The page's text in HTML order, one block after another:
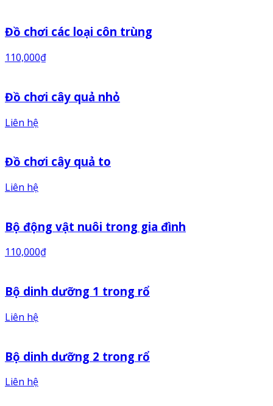
Đồ chơi các loại côn trùng
110,000₫
Đồ chơi cây quả nhỏ
Liên hệ
Đồ chơi cây quả to
Liên hệ
Bộ động vật nuôi trong gia đình
110,000₫
Bộ dinh dưỡng 1 trong rổ
Liên hệ
Bộ dinh dưỡng 2 trong rổ
Liên hệ